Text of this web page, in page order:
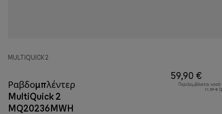
MULTIQUICK 2
Ραβδομπλέντερ
MultiQuick 2
MQ20236MWH
59,90 €
Περιλαμβάνεται
11,59 €